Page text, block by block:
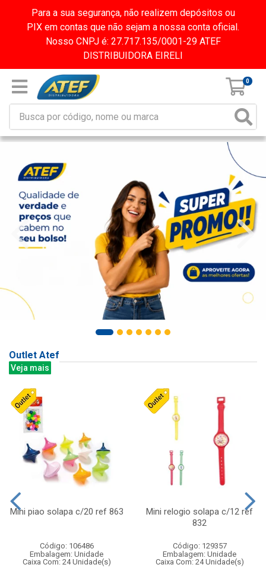
Para a sua segurança, não realizem depósitos ou
PIX em contas que não sejam a nossa conta oficial.
Nosso CNPJ é: 27.717.135/0001-29 ATEF
DISTRIBUIDORA EIRELI
0
Outlet Atef
Veja mais
Mini piao solapa c/20 ref 863
Código: 106486
Embalagem: Unidade
Caixa Com: 24 Unidade(s)
Mini relogio solapa c/12 ref
832
Código: 129357
Embalagem: Unidade
Caixa Com: 24 Unidade(s)